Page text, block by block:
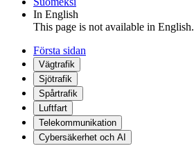
In English
This page is not available in English.
Första sidan
Vägtrafik
Sjötrafik
Spårtrafik
Luftfart
Telekommunikation
Cybersäkerhet och AI